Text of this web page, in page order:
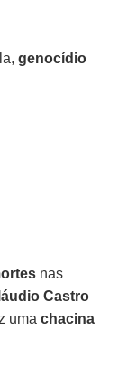
genocídio
nas
Castro
umachacina